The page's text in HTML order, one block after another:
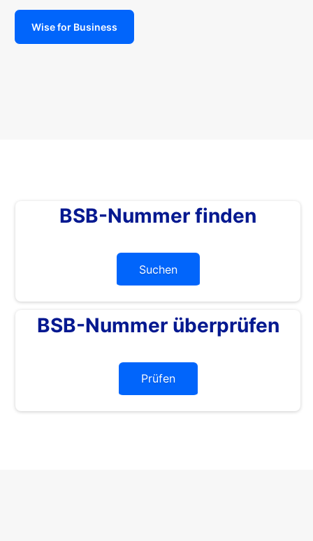
Wise for Business
BSB-Nummer finden
Suchen
BSB-Nummer überprüfen
Prüfen